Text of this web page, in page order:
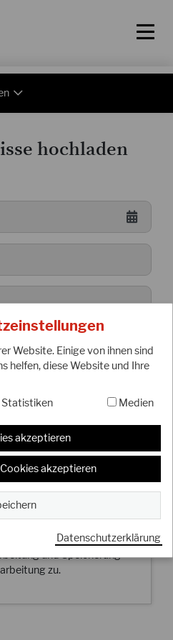
Website. Einige von ihnen sind
helfen, diese Website und Ihre
Medien
akzeptieren
akzeptieren
Datenschutzerklärung
hochladen
und Speicherung
zu.